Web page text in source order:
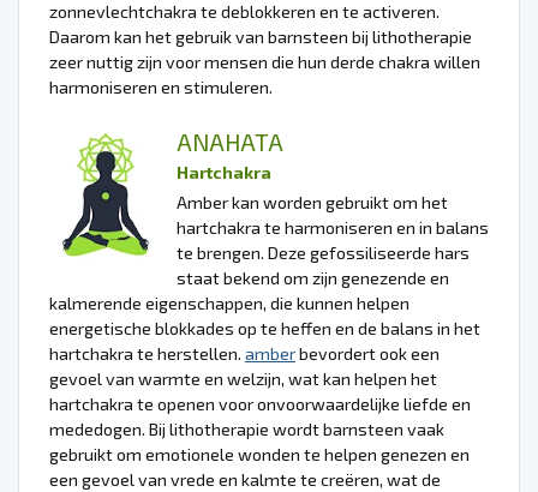
zonnevlechtchakra te deblokkeren en te activeren.
Daarom kan het gebruik van barnsteen bij lithotherapie
zeer nuttig zijn voor mensen die hun derde chakra willen
harmoniseren en stimuleren.
ANAHATA
Hartchakra
Amber kan worden gebruikt om het
hartchakra te harmoniseren en in balans
te brengen. Deze gefossiliseerde hars
staat bekend om zijn genezende en
kalmerende eigenschappen, die kunnen helpen
energetische blokkades op te heffen en de balans in het
hartchakra te herstellen. amberbevordert ook een
gevoel van warmte en welzijn, wat kan helpen het
hartchakra te openen voor onvoorwaardelijke liefde en
mededogen. Bij lithotherapie wordt barnsteen vaak
gebruikt om emotionele wonden te helpen genezen en
een gevoel van vrede en kalmte te creëren, wat de